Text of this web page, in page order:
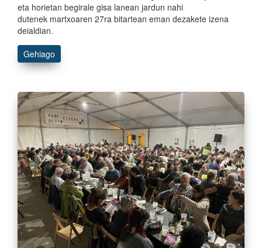
eta horietan begirale gisa lanean jardun nahi
dutenek martxoaren 27ra bitartean eman dezakete izena
deialdian.
Gehiago